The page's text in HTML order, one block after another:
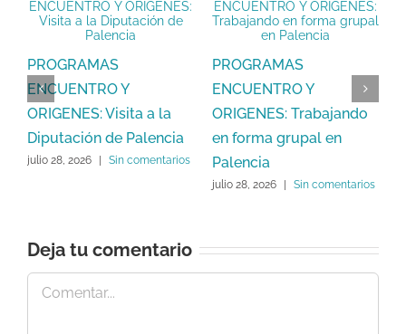
PROGRAMAS
ENCUENTRO Y
ORIGENES: Visita a la
Diputación de Palencia
julio 28, 2026 Sin comentarios
PROGRAMAS
ENCUENTRO Y
ORIGENES: Trabajando
en forma grupal en
Palencia
julio 28, 2026 Sin comentarios
Deja tu comentario